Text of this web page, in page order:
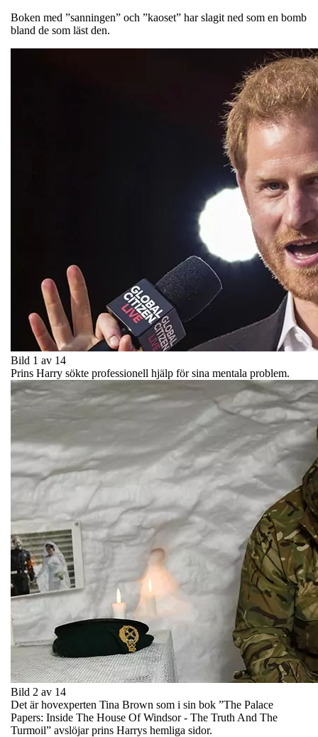
Boken med ”sanningen” och ”kaoset” har slagit ned som en bomb
bland de som läst den.
Bild 1 av 14
Prins Harry sökte professionell hjälp för sina mentala problem.
Bild 2 av 14
Det är hovexperten Tina Brown som i sin bok ”The Palace
Papers: Inside The House Of Windsor - The Truth And The
Turmoil” avslöjar prins Harrys hemliga sidor.